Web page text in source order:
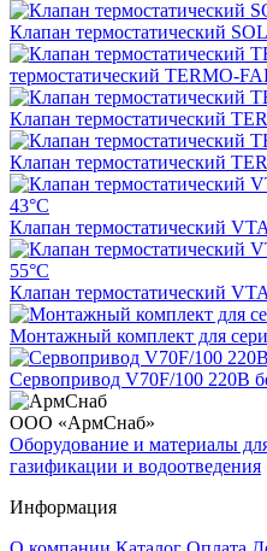
Клапан термостатический
термостатический TERMO-
Клапан термостатический
Клапан термостатический
Клапан термостатический
Клапан термостатический
Монтажный комплект для
Сервопривод V70F/100 220В
ООО «АрмСнаб»
Оборудование и материалы
газификации и водоотведения
Информация